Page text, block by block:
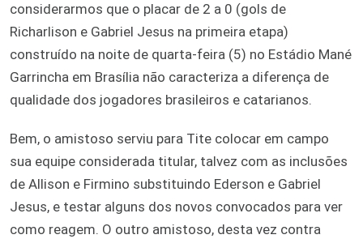
considerarmos que o placar de 2 a 0 (gols de
Richarlison e Gabriel Jesus na primeira etapa)
construído na noite de quarta-feira (5) no Estádio Mané
Garrincha em Brasília não caracteriza a diferença de
qualidade dos jogadores brasileiros e catarianos.
Bem, o amistoso serviu para Tite colocar em campo
sua equipe considerada titular, talvez com as inclusões
de Allison e Firmino substituindo Ederson e Gabriel
Jesus, e testar alguns dos novos convocados para ver
como reagem. O outro amistoso, desta vez contra